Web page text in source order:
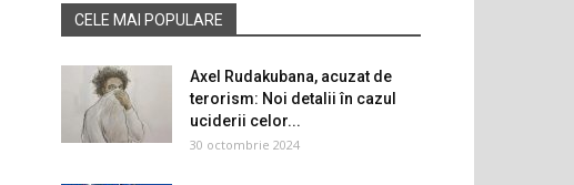
CELE MAI POPULARE
Axel Rudakubana, acuzat de
terorism: Noi detalii în cazul
uciderii celor...
30 octombrie 2024